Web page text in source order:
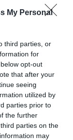
My Personal
third parties, or
for
opt-out
that after your
seeing
utilized by
parties prior to
the further
parties on the
may